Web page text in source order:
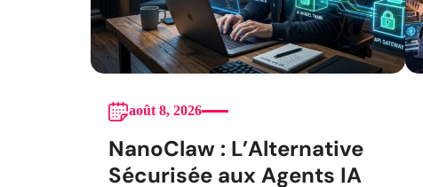
août 8, 2026
NanoClaw : L’Alternative
Sécurisée aux Agents IA